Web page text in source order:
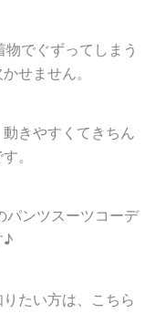
でぐずってしまう
せません。
きやすくてきちん
。
パンツスーツコーデ
♪
たい方は、こちら